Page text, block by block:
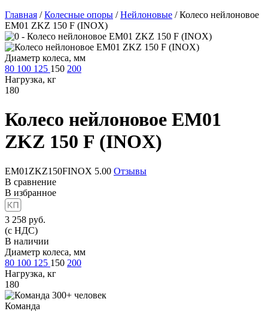
Главная /Колесные опоры /Нейлоновые /Колесо нейлоновое
EM01 ZKZ 150 F (INOX)
Диаметр колеса, мм
80 100 125 150 200
Нагрузка, кг
180
Колесо нейлоновое EM01
ZKZ 150 F (INOX)
EM01ZKZ150FINOX 5.00 Отзывы
В сравнение
В избранное
3 258 руб.
(с НДС)
В наличии
Диаметр колеса, мм
80 100 125 150 200
Нагрузка, кг
180
Команда